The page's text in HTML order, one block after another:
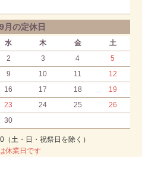
月の定休日
水 木 金
土
2 3 4
5
9 10 11
12
16 17 18
19
23 24 25
26
30
土・日・祝祭日を除く）
休業日です